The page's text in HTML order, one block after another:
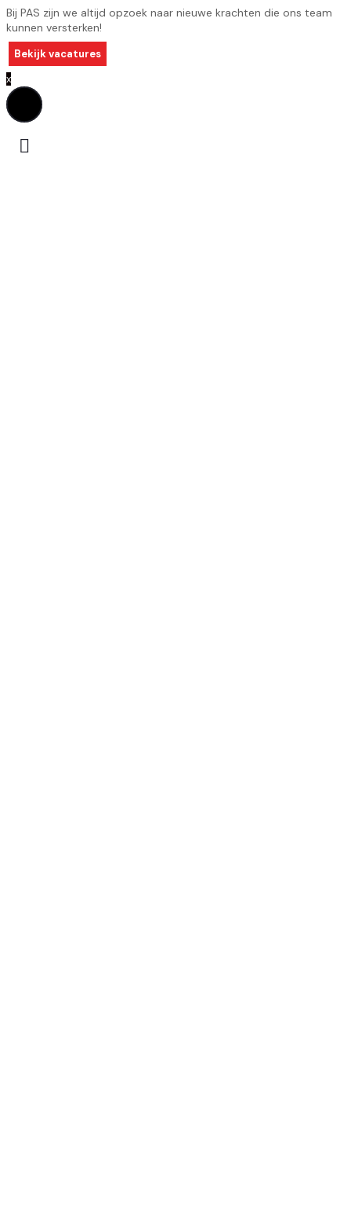
Bij PAS zijn we altijd opzoek naar nieuwe krachten die ons team
kunnen versterken!
Bekijk vacatures
x